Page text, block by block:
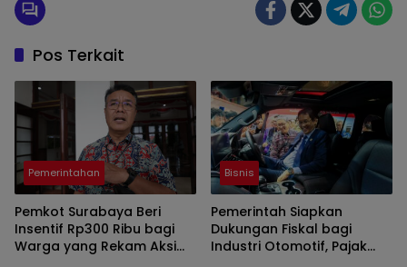
Pos Terkait
Pemerintahan
Pemkot Surabaya Beri
Insentif Rp300 Ribu bagi
Warga yang Rekam Aksi
Bisnis
Pemerintah Siapkan
Dukungan Fiskal bagi
Industri Otomotif, Pajak